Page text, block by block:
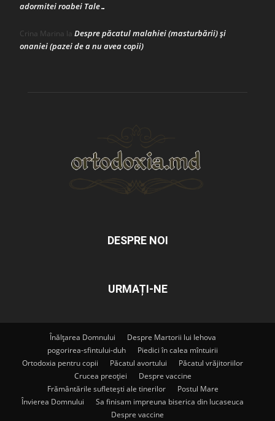
adormitei roabei Tale…
Crina Marina la Despre păcatul malahiei (masturbării) şi
onaniei (pazei de a nu avea copii)
DESPRE NOI
URMAȚI-NE
Înălțarea Domnului
Despre Martorii lui Iehova
pogorirea-sfintului-duh
Piedici în calea mîntuirii
Ortodoxia pentru copii
Păcatul avortului
Păcatul vrăjitoriilor
Crucea preoției
Despre vaccine
Frământările sufletești ale tinerilor
Postul Mare
Învierea Domnului
Sa finisam impreuna biserica din lucaseuca
Despre vaccine